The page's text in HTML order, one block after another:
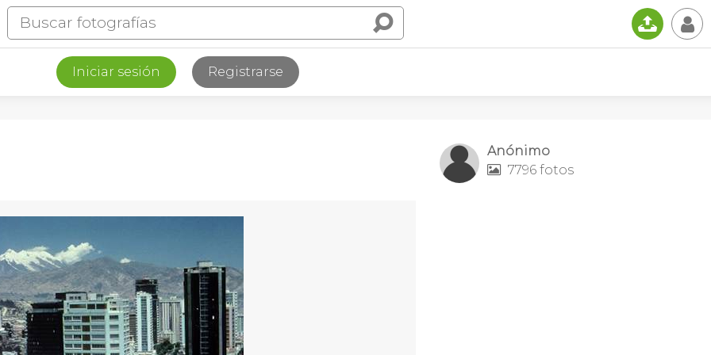
📤 👤
Iniciar sesión Registrarse
Anónimo
 7796 fotos